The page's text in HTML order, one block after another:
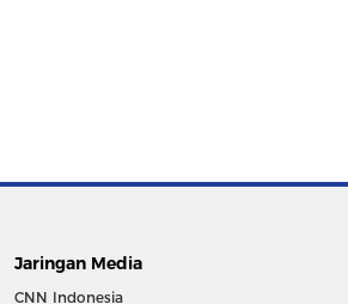
Jaringan Media
CNN Indonesia